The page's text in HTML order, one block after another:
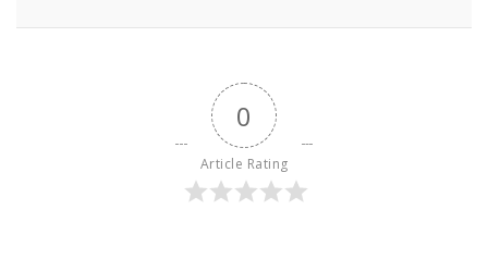
0
Article Rating